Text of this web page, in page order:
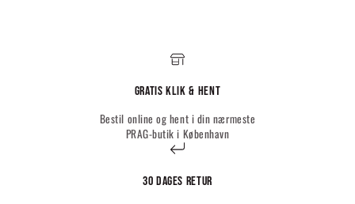
Gratis Klik & hent
Bestil online og hent i din nærmeste
PRAG-butik i København
30 dages retur